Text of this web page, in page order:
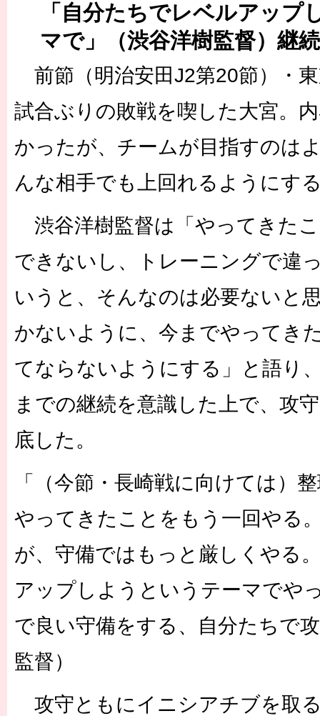
［3222号］史上最大のW杯開幕 注目は「個」
長谷川 アーリアジャスールさんがシンポジウム「気候変動から命
「自分たちでレベルアップ
マで」（渋谷洋樹監督）継
前節（明治安田J2第20節）・
試合ぶりの敗戦を喫した大宮。
かったが、チームが目指すのは
んな相手でも上回れるようにす
渋谷洋樹監督は「やってきた
できないし、トレーニングで違
いうと、そんなのは必要ないと
かないように、今までやってき
てならないようにする」と語り
までの継続を意識した上で、攻
底した。
「（今節・長崎戦に向けては）
やってきたことをもう一回やる
が、守備ではもっと厳しくやる
アップしようというテーマでや
で良い守備をする、自分たちで
監督）
攻守ともにイニシアチブを取